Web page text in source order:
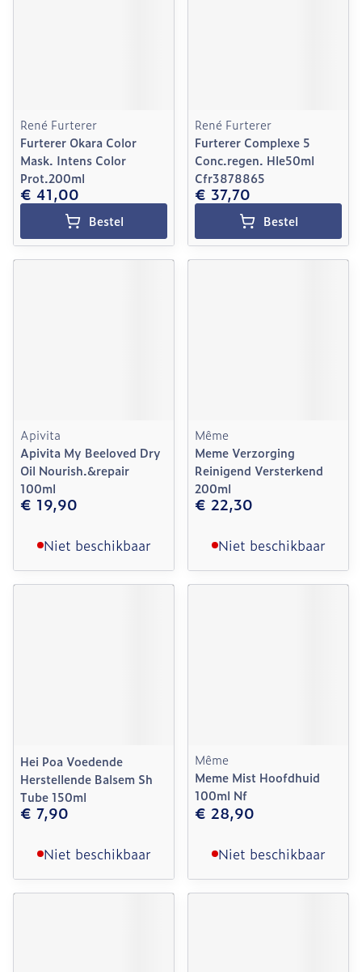
René Furterer
Furterer Okara Color
Mask. Intens Color
Prot.200ml
€ 41,00
Bestel
René Furterer
Furterer Complexe 5
Conc.regen. Hle50ml
Cfr3878865
€ 37,70
Bestel
Apivita
Apivita My Beeloved Dry
Oil Nourish.&repair
100ml
€ 19,90
Niet beschikbaar
Même
Meme Verzorging
Reinigend Versterkend
200ml
€ 22,30
Niet beschikbaar
Hei Poa Voedende
Herstellende Balsem Sh
Tube 150ml
€ 7,90
Niet beschikbaar
Même
Meme Mist Hoofdhuid
100ml Nf
€ 28,90
Niet beschikbaar